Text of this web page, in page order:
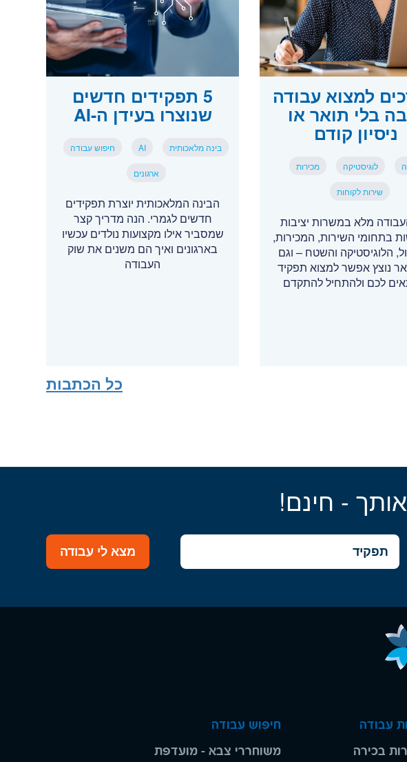
למצוא עבודה
בלי תואר או
ניסיון קודם
לוגיסטיקה מכירות
שירות לקוחות
מלא במשרות יציבות
בתחומי השירות, המכירות,
הלוגיסטיקה והשטח – וגם
נוצץ אפשר למצוא תפקיד
לכם ולהתחיל להתקדם
5 תפקידים חדשים
שנוצרו בעידן ה-AI
בינה מלאכותית AI חיפוש עבודה
ארגונים
הבינה המלאכותית יוצרת תפקידים
חדשים לגמרי. הנה מדריך קצר
שמסביר אילו מקצועות נולדים עכשיו
בארגונים ואיך הם משנים את שוק
העבודה
כל הכתבות
- חינם!
מצא לי עבודה
עבודה
בכירה
חיפוש עבודה
משוחררי צבא - מועדפת